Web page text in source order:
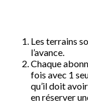
Les terrains
l’avance.
Chaque
fois avec 1
qu’il doit
en réserver